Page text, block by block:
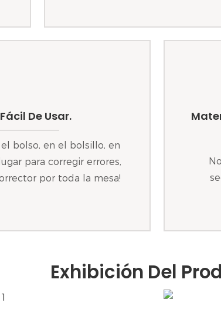
De Usar.
bolso, en el bolsillo, en
para corregir errores,
por toda la mesa!
Exhibición Del